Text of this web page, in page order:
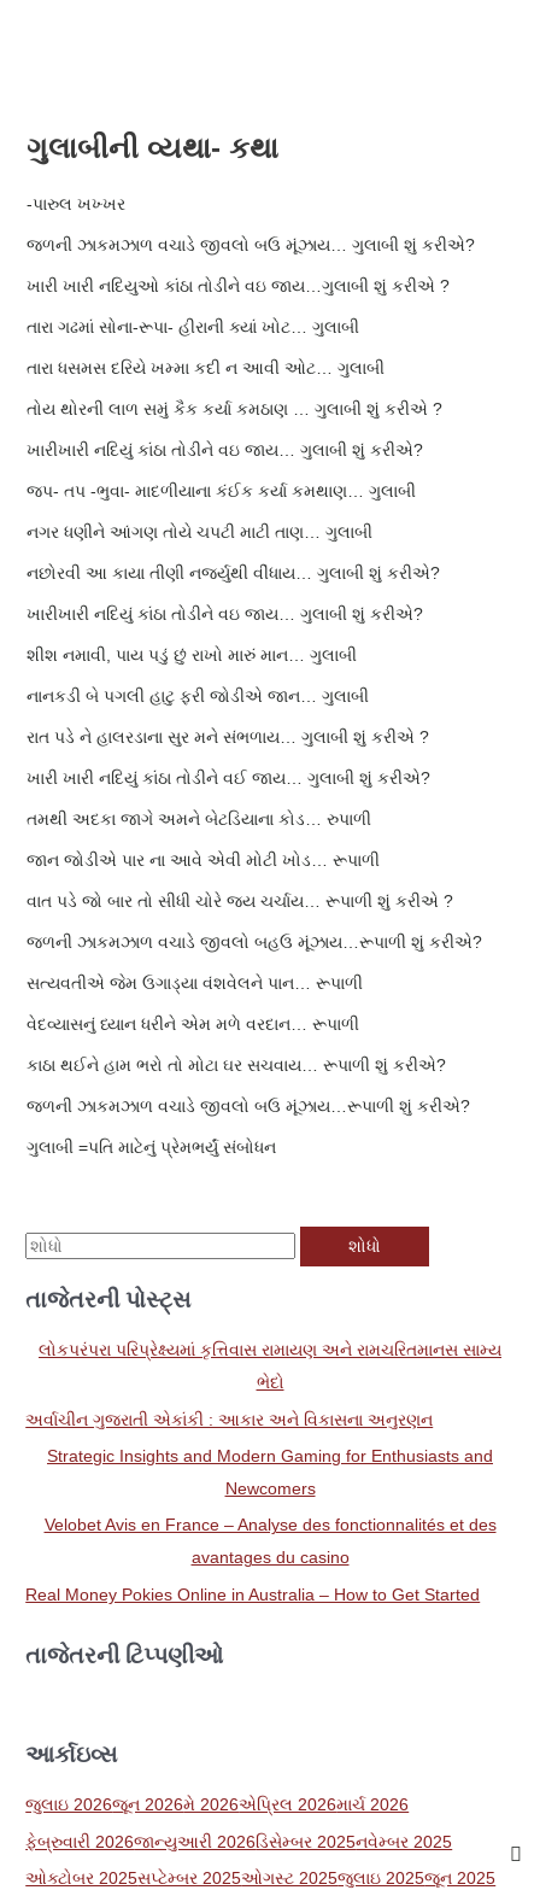
ગુલાબીની વ્યથા- કથા
-પારુલ ખખ્ખર
જળની ઝાકમઝાળ વચાડે જીવલો બઉ મૂંઝાય… ગુલાબી શું કરીએ?
ખારી ખારી નદિયુઓ કાંઠા તોડીને વઇ જાય…ગુલાબી શું કરીએ ?
તારા ગઢમાં સોના-રૂપા- હીરાની ક્યાં ખોટ… ગુલાબી
તારા ધસમસ દરિયે ખમ્મા કદી ન આવી ઓટ… ગુલાબી
તોય થોરની લાળ સમું કૈક કર્યા કમઠાણ … ગુલાબી શું કરીએ ?
ખારીખારી નદિયું કાંઠા તોડીને વઇ જાય… ગુલાબી શું કરીએ?
જપ- તપ -ભુવા- માદળીયાના કંઈક કર્યા કમથાણ… ગુલાબી
નગર ધણીને આંગણ તોયે ચપટી માટી તાણ… ગુલાબી
નછોરવી આ કાયા તીણી નજર્યુથી વીંધાય… ગુલાબી શું કરીએ?
ખારીખારી નદિયું કાંઠા તોડીને વઇ જાય… ગુલાબી શું કરીએ?
શીશ નમાવી, પાય પડું છું રાખો મારું માન… ગુલાબી
નાનકડી બે પગલી હાટુ ફરી જોડીએ જાન… ગુલાબી
રાત પડે ને હાલરડાના સુર મને સંભળાય… ગુલાબી શું કરીએ ?
ખારી ખારી નદિયું કાંઠા તોડીને વઈ જાય… ગુલાબી શું કરીએ?
તમથી અદકા જાગે અમને બેટડિયાના કોડ… રુપાળી
જાન જોડીએ પાર ના આવે એવી મોટી ખોડ… રૂપાળી
વાત પડે જો બાર તો સીધી ચોરે જય ચર્ચાય… રૂપાળી શું કરીએ ?
જળની ઝાકમઝાળ વચાડે જીવલો બહઉ મૂંઝાય…રૂપાળી શું કરીએ?
સત્યવતીએ જેમ ઉગાડ્યા વંશવેલને પાન… રૂપાળી
વેદવ્યાસનું ધ્યાન ધરીને એમ મળે વરદાન… રૂપાળી
કાઠા થઈને હામ ભરો તો મોટા ઘર સચવાય… રૂપાળી શું કરીએ?
જળની ઝાકમઝાળ વચાડે જીવલો બઉ મૂંઝાય…રૂપાળી શું કરીએ?
ગુલાબી =પતિ માટેનું પ્રેમભર્યું સંબોધન
મા
શો
તાજેતરની પોસ્ટ્સ
લોકપરંપરા પરિપ્રેક્ષ્યમાં કૃત્તિવાસ રામાયણ અને રામચરિતમાનસ સામ્ય
ભેદો
અર્વાચીન ગુજરાતી એકાંકી : આકાર અને વિકાસના અનુરણન
Strategic Insights and Modern Gaming for Enthusiasts and
Newcomers
Velobet Avis en France – Analyse des fonctionnalités et des
avantages du casino
Real Money Pokies Online in Australia – How to Get Started
તાજેતરની ટિપ્પણીઓ
આર્કાઇવ્સ
જુલાઇ 2026જૂન 2026મે 2026એપ્રિલ 2026માર્ચ 2026
ફેબ્રુવારી 2026જાન્યુઆરી 2026ડિસેમ્બર 2025નવેમ્બર 2025
ઓક્ટોબર 2025સપ્ટેમ્બર 2025ઓગસ્ટ 2025જુલાઇ 2025જૂન 2025